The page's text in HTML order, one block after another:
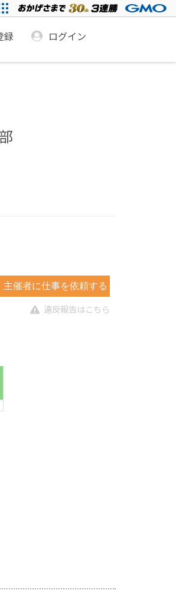
録 ログイン
主催者に仕事を依頼する
違反報告はこちら